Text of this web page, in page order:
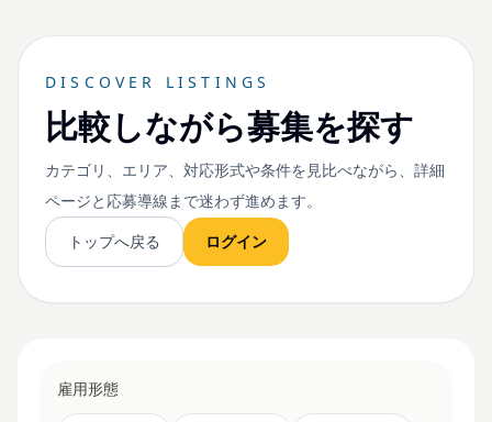
DISCOVER LISTINGS
比較しながら募集を探す
カテゴリ、エリア、対応形式や条件を見比べながら、詳細
ページと応募導線まで迷わず進めます。
トップへ戻る
ログイン
雇用形態